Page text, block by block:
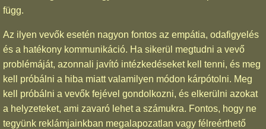
függ.
Az ilyen vevők esetén nagyon fontos az empátia, odafigyelés
és a hatékony kommunikáció. Ha sikerül megtudni a vevő
problémáját, azonnali javító intézkedéseket kell tenni, és meg
kell próbálni a hiba miatt valamilyen módon kárpótolni. Meg
kell próbálni a vevők fejével gondolkozni, és elkerülni azokat
a helyzeteket, ami zavaró lehet a számukra. Fontos, hogy ne
tegyünk reklámjainkban megalapozatlan vagy félreérthető